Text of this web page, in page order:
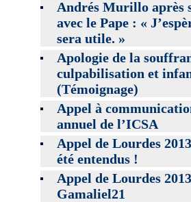
Andrés Murillo après
avec le Pape : «
sera utile. »
Apologie de la
culpabilisation et
(Témoignage)
Appel à
annuel de l’ICSA
Appel de Lourdes
été entendus !
Appel de Lourdes
Gamaliel21